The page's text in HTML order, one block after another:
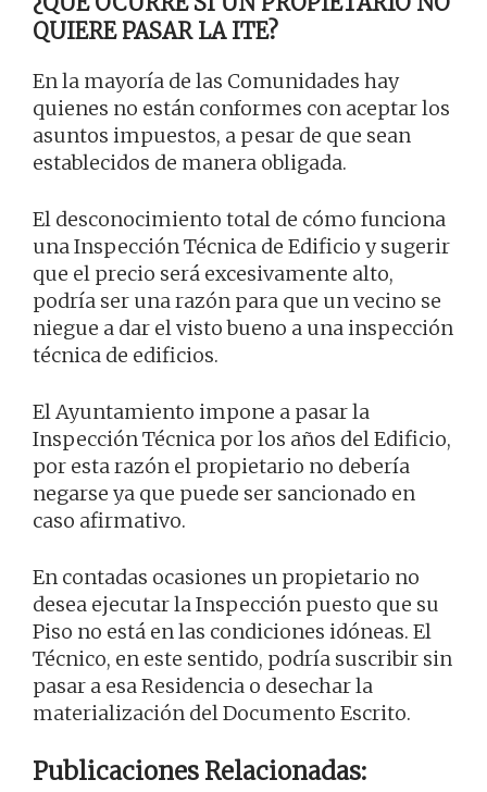
QUIERE PASAR LA ITE?
En la mayoría de las Comunidades hay
quienes no están conformes con aceptar los
asuntos impuestos, a pesar de que sean
establecidos de manera obligada.
El desconocimiento total de cómo funciona
una Inspección Técnica de Edificio y sugerir
que el precio será excesivamente alto,
podría ser una razón para que un vecino se
niegue a dar el visto bueno a una inspección
técnica de edificios.
El Ayuntamiento impone a pasar la
Inspección Técnica por los años del Edificio,
por esta razón el propietario no debería
negarse ya que puede ser sancionado en
caso afirmativo.
En contadas ocasiones un propietario no
desea ejecutar la Inspección puesto que su
Piso no está en las condiciones idóneas. El
Técnico, en este sentido, podría suscribir sin
pasar a esa Residencia o desechar la
materialización del Documento Escrito.
Publicaciones Relacionadas: